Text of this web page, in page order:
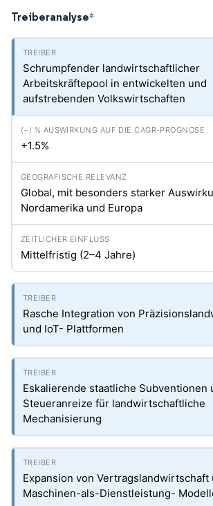
Treiberanalyse*
Schrumpfender landwirtschaftlicher
Arbeitskräftepool in entwickelten und
aufstrebenden Volkswirtschaften
+1.5%
Global, mit besonders starker
Nordamerika und Europa
Mittelfristig (2–4 Jahre)
Rasche Integration von
und IoT- Plattformen
Eskalierende staatliche Subventionen
Steueranreize für landwirtschaftliche
Mechanisierung
Expansion von Vertragslandwirtschaft
Maschinen-als-Dienstleistung-